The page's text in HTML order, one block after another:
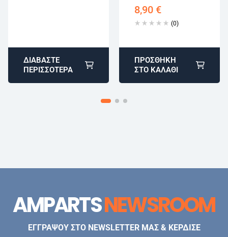
ΔΙΑΒΆΣΤΕ
ΠΕΡΙΣΣΌΤΕΡΑ
69M-11181-00
8,90 €
(0)
ΠΡΟΣΘΉΚΗ
ΣΤΟ ΚΑΛΆΘΙ
AMPARTSNEWSROOM
ΕΓΓΡΑΨΟΥ ΣΤΟ NEWSLETTER ΜΑΣ & ΚΕΡΔΙΣΕ